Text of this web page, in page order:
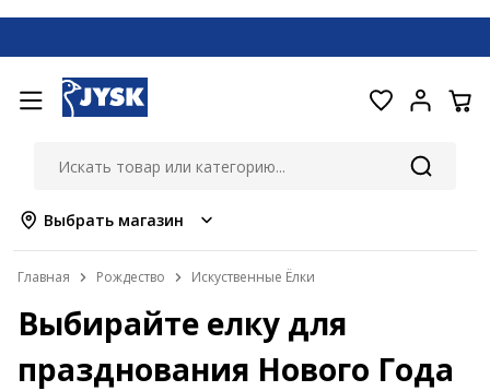
Выбрать магазин
Главная Рождество Искуственные Ёлки
Выбирайте елку для
празднования Нового Года